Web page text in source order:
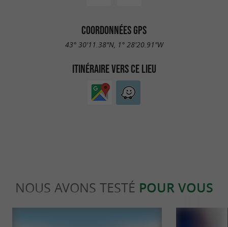
COORDONNÉES GPS
43° 30'11.38"N, 1° 28'20.91"W
ITINÉRAIRE VERS CE LIEU
NOUS AVONS TESTÉ POUR VOUS